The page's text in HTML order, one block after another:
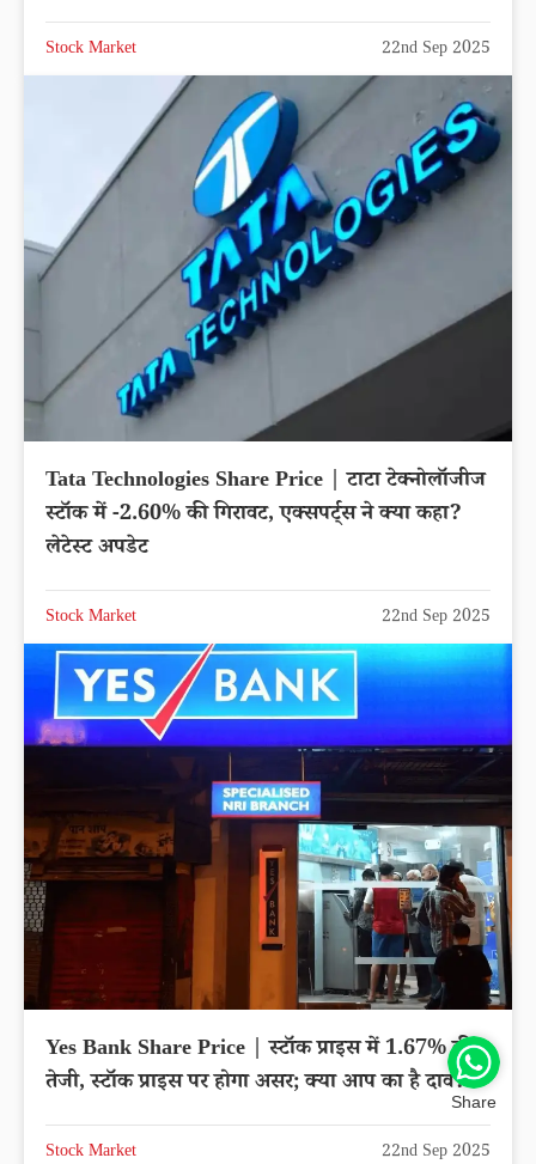
Stock Market 22nd Sep 2025
Tata Technologies Share Price | टाटा टेक्नोलॉजीज
स्टॉक में -2.60% की गिरावट, एक्सपर्ट्स ने क्या कहा?
लेटेस्ट अपडेट
Stock Market 22nd Sep 2025
Yes Bank Share Price | स्टॉक प्राइस में 1.67% की
तेजी, स्टॉक प्राइस पर होगा असर; क्या आप का है दाव?
Stock Market 22nd Sep 2025
Share